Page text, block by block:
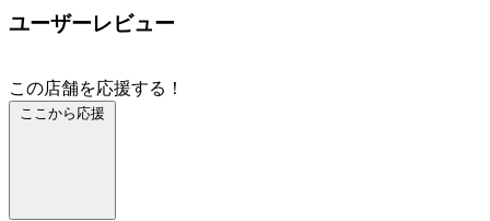
ユーザーレビュー
この店舗を応援する！
ここから応援